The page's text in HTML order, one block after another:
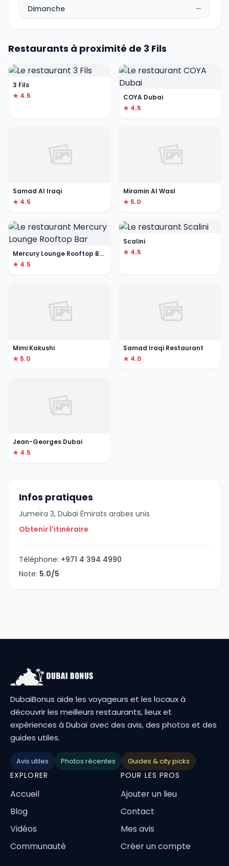
Dimanche
—
Restaurants à proximité de 3 Fils
3 Fils
★ 4.5
COYA Dubai
★ 4.5
Samad Al Iraqi
★ 4.5
Miramin Al Wasl
★ 5.0
Mercury Lounge Rooftop Bar
★ 4.5
Scalini
★ 4.5
Mimi Kakushi
★ 5.0
Samad Iraqi Restaurant
★ 4.0
Jean-Georges Dubai
★ 4.5
Infos pratiques
Jumeira 3, Dubaï Émirats arabes unis
Obtenir l'itinéraire
Téléphone: +971 4 394 4990
Note: 5.0/5
DubaiBonus aide les voyageurs et les locaux à
découvrir les meilleurs restaurants, lieux et
expériences à Dubaï avec des avis, des photos et des
guides utiles.
Avis utiles Photos récentes Guides & city picks
EXPLORER
Accueil
Blog
Vidéos
Communauté
POUR LES PROS
Ajouter un lieu
Contact
Mes avis
Créer un compte